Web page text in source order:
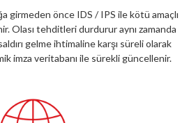
girmeden önce IDS / IPS ile kötü amaçlı
Olası tehditleri durdurur aynı zamanda
gelme ihtimaline karşı süreli olarak
imza veritabanı ile sürekli güncellenir.